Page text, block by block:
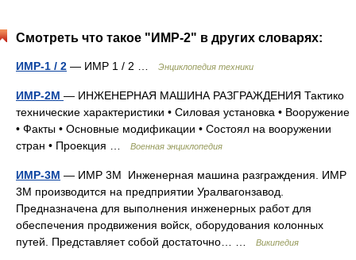
Смотреть что такое "ИМР-2" в других словарях:
ИМР-1 / 2 — ИМР 1 / 2 … Энциклопедия техники
ИМР-2М — ИНЖЕНЕРНАЯ МАШИНА РАЗГРАЖДЕНИЯ Тактико
технические характеристики • Силовая установка • Вооружение
• Факты • Основные модификации • Состоял на вооружении
стран • Проекция …
Военная энциклопедия
ИМР-3М — ИМР 3М Инженерная машина разграждения. ИМР
3М производится на предприятии Уралвагонзавод.
Предназначена для выполнения инженерных работ для
обеспечения продвижения войск, оборудования колонных
путей. Представляет собой достаточно… …
Википедия